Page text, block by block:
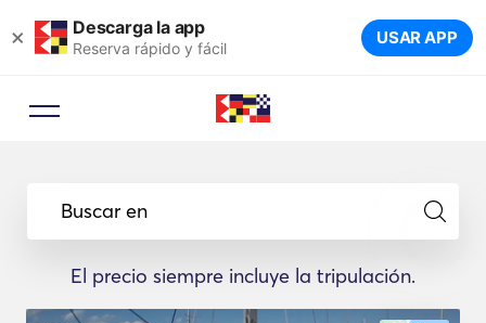
× Descarga la app
Reserva rápido y fácil USAR APP
Buscar en
El precio siempre incluye la tripulación.